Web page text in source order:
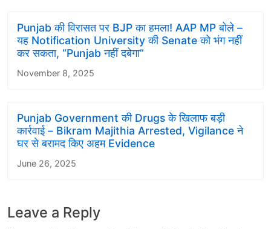
Punjab की विरासत पर BJP का हमला! AAP MP बोले –
यह Notification University की Senate को भंग नहीं
कर सकता, “Punjab नहीं दबेगा”
November 8, 2025
Punjab Government की Drugs के खिलाफ बड़ी
कार्रवाई – Bikram Majithia Arrested, Vigilance ने
घर से बरामद किए अहम Evidence
June 26, 2025
Leave a Reply